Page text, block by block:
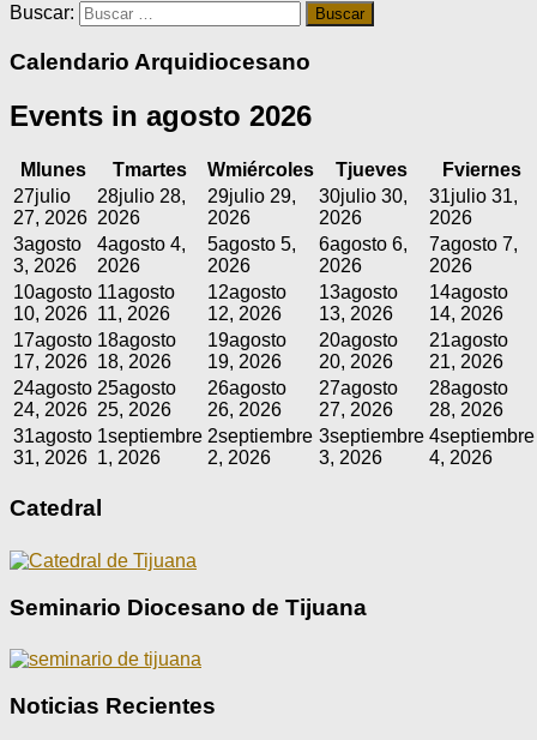
Buscar:
Calendario Arquidiocesano
Events in agosto 2026
M lunes Tmartes Wmiércoles Tjueves Fviernes
27julio
27, 2026
28julio 28,
2026
29julio 29,
2026
30julio 30,
2026
31julio 31,
2026
3agosto
3, 2026
4agosto 4,
2026
5agosto 5,
2026
6agosto 6,
2026
7agosto 7,
2026
10agosto
10, 2026
11agosto
11, 2026
12agosto
12, 2026
13agosto
13, 2026
14agosto
14, 2026
17agosto
17, 2026
18agosto
18, 2026
19agosto
19, 2026
20agosto
20, 2026
21agosto
21, 2026
24agosto
24, 2026
25agosto
25, 2026
26agosto
26, 2026
27agosto
27, 2026
28agosto
28, 2026
31agosto
31, 2026
1septiembre
1, 2026
2septiembre
2, 2026
3septiembre
3, 2026
4septiembre
4, 2026
Catedral
Seminario Diocesano de Tijuana
Noticias Recientes